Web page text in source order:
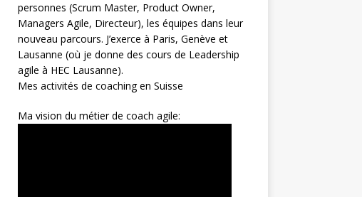
personnes (Scrum Master, Product Owner,
Managers Agile, Directeur), les équipes dans leur
nouveau parcours. J’exerce à Paris, Genève et
Lausanne (où je donne des cours de Leadership
agile à HEC Lausanne).
Mes activités de coaching en Suisse
Ma vision du métier de coach agile: